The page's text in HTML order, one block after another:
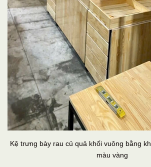
Kệ trưng bày rau củ quả khối vuông bằng
màu vàng